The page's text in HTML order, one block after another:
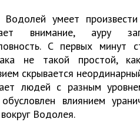
Водолей умеет
внимание, ауру
С первых минут
не такой простой,
скрывается
людей с разным
влиянием
Водолея.